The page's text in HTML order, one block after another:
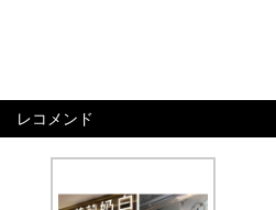
レコメンド